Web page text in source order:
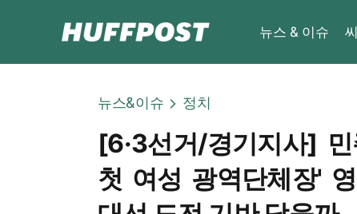
뉴스 & 이슈
뉴스&이슈 정치
[6·3선거/경기지사]
첫 여성 광역단체장'